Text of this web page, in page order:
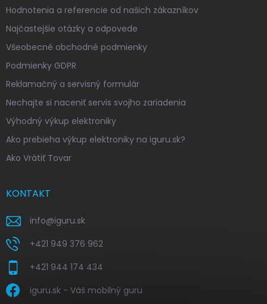
Hodnotenia a referencie od našich zákazníkov
Najčastejšie otázky a odpovede
Všeobecné obchodné podmienky
Podmienky GDPR
Reklamačný a servisný formulár
Nechajte si naceniť servis svojho zariadenia
Výhodný výkup elektroniky
Ako prebieha výkup elektroniky na iguru.sk?
Ako Vrátiť Tovar
KONTAKT
info@iguru.sk
+421 949 376 962
+421 944 174 434
iguru.sk - Váš mobilný guru